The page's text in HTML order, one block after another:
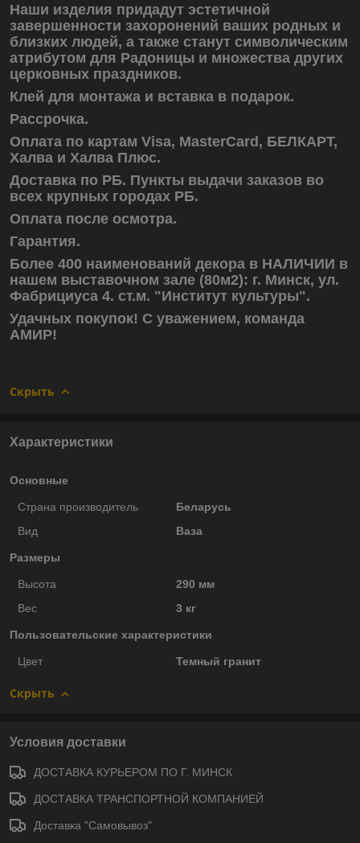
Наши изделия придадут эстетичной
завершенности захоронений ваших родных и
близких людей, а также станут символическим
атрибутом для Радоницы и множества других
церковных праздников.
Клей для монтажа и вставка в подарок.
Рассрочка.
Оплата по картам Visa, MasterCard, БЕЛКАРТ,
Халва и Халва Плюс.
Доставка по РБ. Пункты выдачи заказов во
всех крупных городах РБ.
Оплата после осмотра.
Гарантия.
Более 400 наименований декора в НАЛИЧИИ в
нашем выставочном зале (80м2): г. Минск, ул.
Фабрициуса 4. ст.м. "Институт культуры".
Удачных покупок! С уважением, команда
АМИР!
Скрыть
Характеристики
Основные
Страна производитель
Беларусь
Вид
Ваза
Размеры
Высота
290 мм
Вес
3 кг
Пользовательские характеристики
Цвет Темный гранит
Скрыть
Условия доставки
ДОСТАВКА КУРЬЕРОМ ПО Г. МИНСК
ДОСТАВКА ТРАНСПОРТНОЙ КОМПАНИЕЙ
Доставка "Самовывоз"